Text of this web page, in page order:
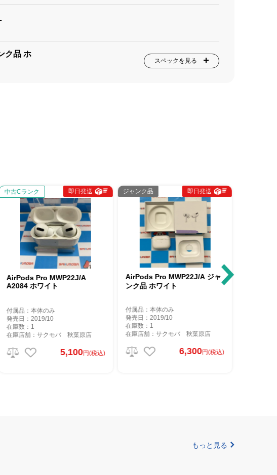
ク品 ホ
スペックを見る
即日発送
A
イト
のみ
10
クモバ 秋葉原店
5,100 円(税込)
ジャンク品 即日発送
AirPods Pro MWP22J/A ジャ
ンク品 ホワイト
付属品：本体のみ
発売日：2019/10
在庫店舗：サクモバ 秋葉原店
6,300 円(税込)
中古Cランク
AirPods Pro 第1世代
モデル ホワイト
在庫店舗：サクモバ 秋葉
もっと見る